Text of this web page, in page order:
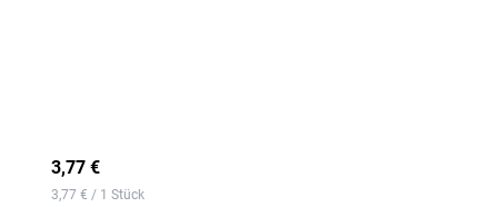
3,77 €
3,77 € / 1 Stück